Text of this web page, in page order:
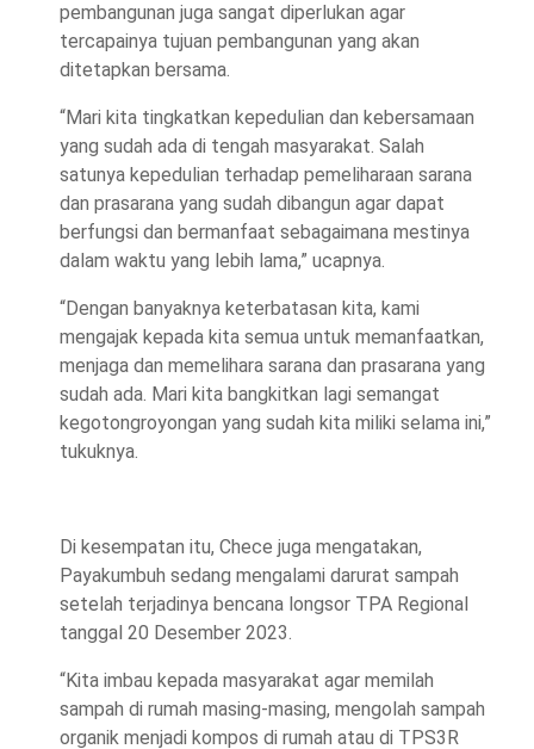
pembangunan juga sangat diperlukan agar
tercapainya tujuan pembangunan yang akan
ditetapkan bersama.
“Mari kita tingkatkan kepedulian dan kebersamaan
yang sudah ada di tengah masyarakat. Salah
satunya kepedulian terhadap pemeliharaan sarana
dan prasarana yang sudah dibangun agar dapat
berfungsi dan bermanfaat sebagaimana mestinya
dalam waktu yang lebih lama,” ucapnya.
“Dengan banyaknya keterbatasan kita, kami
mengajak kepada kita semua untuk memanfaatkan,
menjaga dan memelihara sarana dan prasarana yang
sudah ada. Mari kita bangkitkan lagi semangat
kegotongroyongan yang sudah kita miliki selama ini,”
tukuknya.
Di kesempatan itu, Chece juga mengatakan,
Payakumbuh sedang mengalami darurat sampah
setelah terjadinya bencana longsor TPA Regional
tanggal 20 Desember 2023.
“Kita imbau kepada masyarakat agar memilah
sampah di rumah masing-masing, mengolah sampah
organik menjadi kompos di rumah atau di TPS3R